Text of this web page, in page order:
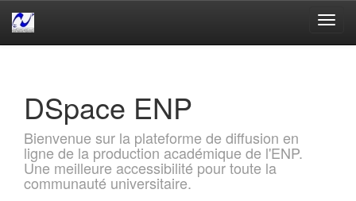
DSpace ENP
Bienvenue sur la plateforme de diffusion en
ligne de la production académique de l'ENP.
Une meilleure accessibilité pour toute la
communauté universitaire.